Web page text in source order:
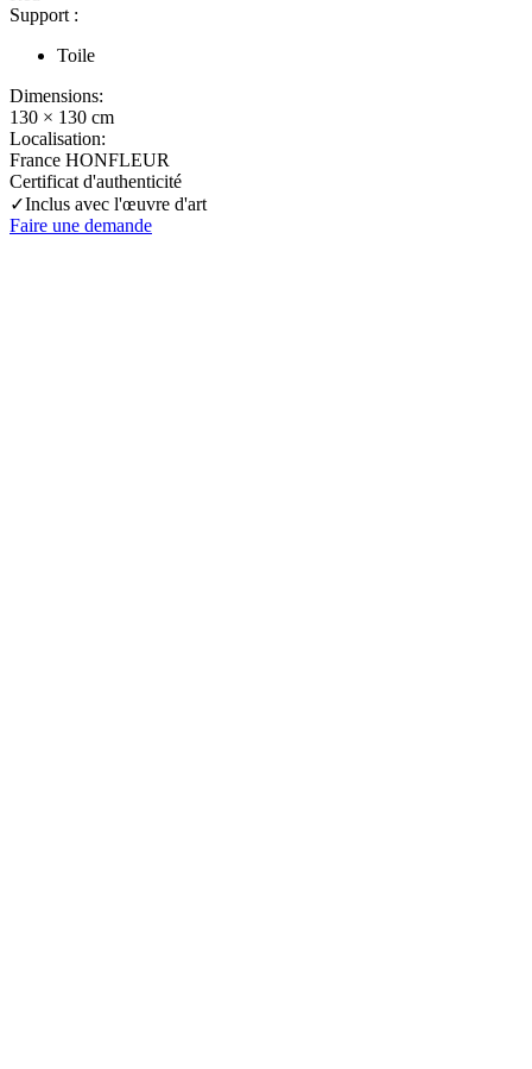
Support :
Toile
Dimensions:
130 × 130 cm
Localisation:
France HONFLEUR
Certificat d'authenticité
✓Inclus avec l'œuvre d'art
Faire une demande